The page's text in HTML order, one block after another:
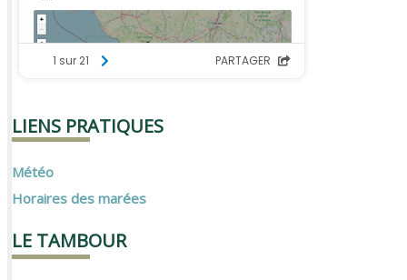
LIENS PRATIQUES
Météo
Horaires des marées
LE TAMBOUR